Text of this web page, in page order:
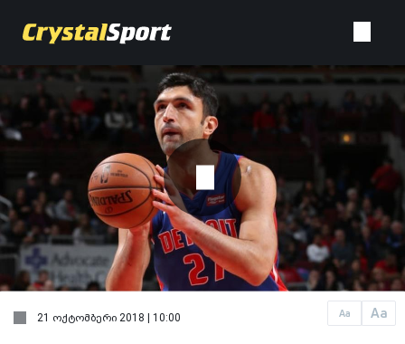
Aa Aa
21 ოქტომბერი 2018 | 10:00